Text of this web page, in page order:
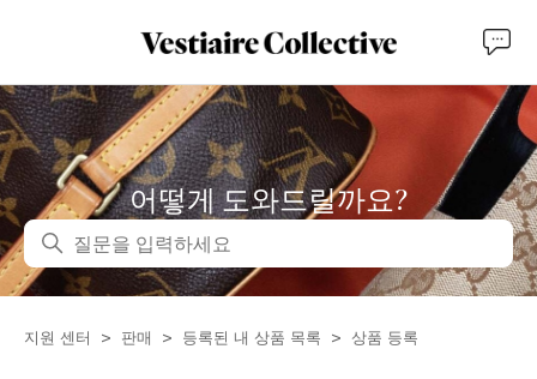
어떻게 도와드릴까요?
검색
지원 센터 판매 등록된 내 상품 목록 상품 등록